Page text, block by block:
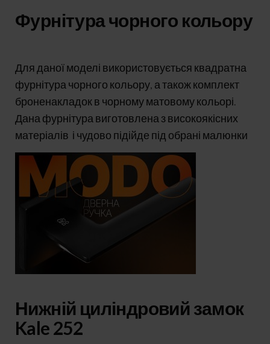
Фурнітура чорного кольору
Для даної моделі використовується квадратна
фурнітура чорного кольору, а також комплект
броненакладок в чорному матовому кольорі.
Дана фурнітура виготовлена з високоякісних
матеріалів і чудово підійде під обрані малюнки
Нижній циліндровий замок
Kale 252